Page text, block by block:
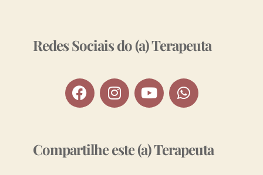
Redes Sociais do (a) Terapeuta
Compartilhe este (a) Terapeuta